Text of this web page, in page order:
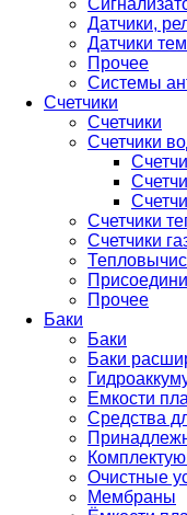
Датчики,
Датчики
Прочее
Системы
Счетчики
Счетчики
Счетчики
Счетчики
Счетчики
Прочее
Баки
Баки
Баки
Емкости
Средства
Очистные
Мембраны